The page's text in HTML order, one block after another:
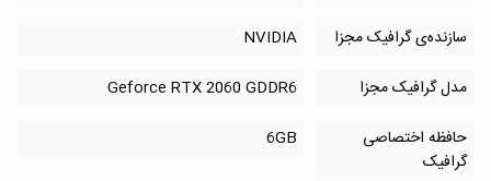
سازنده‌ی گرافیک مجزا
NVIDIA
مدل گرافیک مجزا
Geforce RTX 2060 GDDR6
حافظه اختصاصی
گرافیک
6GB